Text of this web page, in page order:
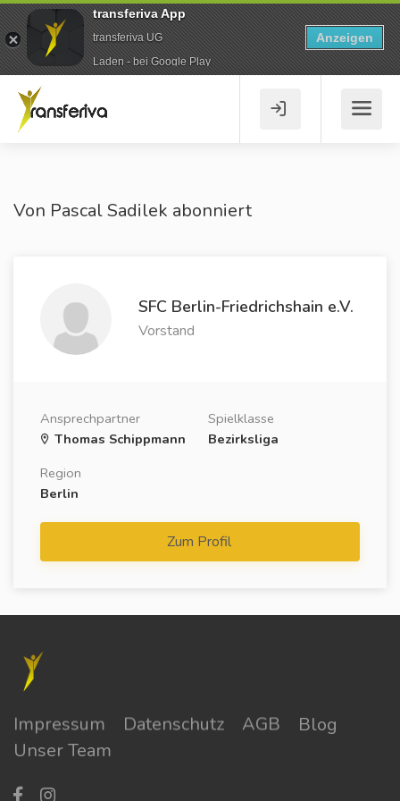
Von Pascal Sadilek abonniert
SFC Berlin-Friedrichshain e.V.
Vorstand
Ansprechpartner
Thomas Schippmann
Spielklasse
Bezirksliga
Region
Berlin
Zum Profil
Impressum Datenschutz AGB
Blog
Unser Team
transferiva App
transferiva UG
Laden - bei Google Play
Anzeigen